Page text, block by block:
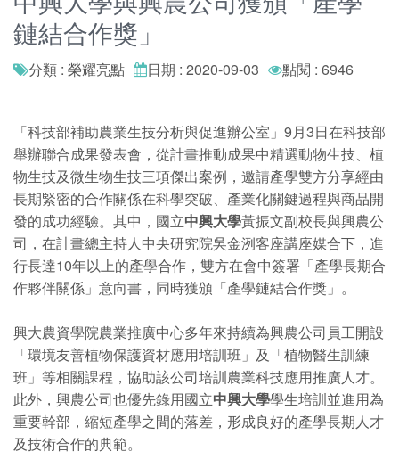
鏈結合作獎」
分類 : 榮耀亮點 日期 : 2020-09-03 點閱 : 6946
「科技部補助農業生技分析與促進辦公室」9月3日在科技部
舉辦聯合成果發表會，從計畫推動成果中精選動物生技、植
物生技及微生物生技三項傑出案例，邀請產學雙方分享經由
長期緊密的合作關係在科學突破、產業化關鍵過程與商品開
發的成功經驗。其中，國立中興大學黃振文副校長與興農公
司，在計畫總主持人中央研究院吳金洌客座講座媒合下，進
行長達10年以上的產學合作，雙方在會中簽署「產學長期合
作夥伴關係」意向書，同時獲頒「產學鏈結合作獎」。
興大農資學院農業推廣中心多年來持續為興農公司員工開設
「環境友善植物保護資材應用培訓班」及「植物醫生訓練
班」等相關課程，協助該公司培訓農業科技應用推廣人才。
此外，興農公司也優先錄用國立中興大學學生培訓並進用為
重要幹部，縮短產學之間的落差，形成良好的產學長期人才
及技術合作的典範。